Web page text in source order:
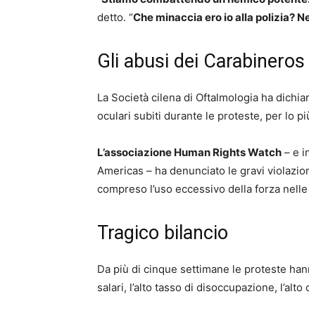
detto. “Che minaccia ero io alla polizia?
Gli abusi dei Carabineros
La Società cilena di Oftalmologia ha
oculari subiti durante le proteste, per lo
L’associazione Human Rights Watch – e
Americas – ha denunciato le gravi
compreso l’uso eccessivo della forza
Tragico bilancio
Da più di cinque settimane le proteste
salari, l’alto tasso di disoccupazione,